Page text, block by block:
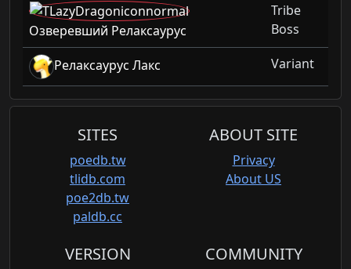
Озверевший Релаксаурус
Tribe
Boss
Релаксаурус Лакс Variant
SITES
poedb.tw
tlidb.com
poe2db.tw
paldb.cc
ABOUT SITE
Privacy
About US
VERSION COMMUNITY